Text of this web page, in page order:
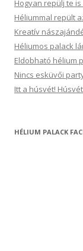
Hogyan repülj te
Héliummal repült
Kreatív
Héliumos palack
Eldobható hélium
Nincs esküvői
Itt a húsvét!
HÉLIUM PALACK